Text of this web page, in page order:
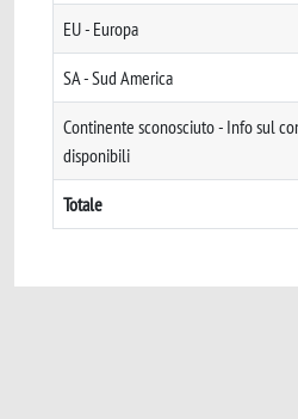
EU - Europa
SA - Sud America
Continente sconosciuto - Info sul
disponibili
Totale